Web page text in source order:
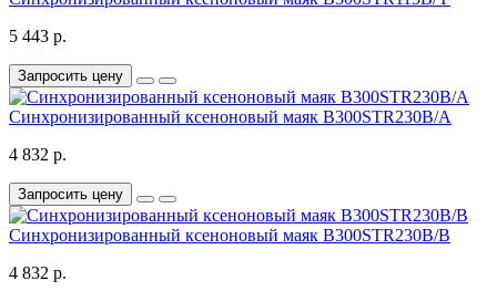
5 443 р.
Запросить цену
Синхронизированный ксеноновый маяк B300STR230B/A
4 832 р.
Запросить цену
Синхронизированный ксеноновый маяк B300STR230B/B
4 832 р.